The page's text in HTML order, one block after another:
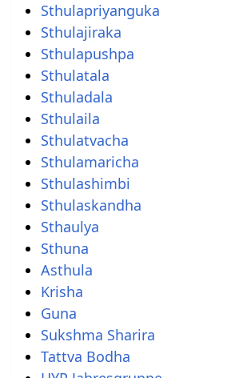
Sthulapriyanguka
Sthulajiraka
Sthulapushpa
Sthulatala
Sthuladala
Sthulaila
Sthulatvacha
Sthulamaricha
Sthulashimbi
Sthulaskandha
Sthaulya
Sthuna
Asthula
Krisha
Guna
Sukshma Sharira
Tattva Bodha